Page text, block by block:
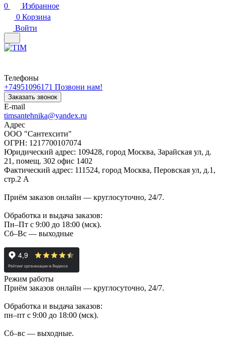
0
Избранное
0 Корзина
Войти
Телефоны
+74951096171 Позвони нам!
Заказать звонок
E-mail
timsantehnika@yandex.ru
Адрес
ООО "Сантехсити"
ОГРН: 1217700107074
Юридический адрес: 109428, город Москва, Зарайская ул, д.
21, помещ. 302 офис 1402
Фактический адрес: 111524, город Москва, Перовская ул, д.1,
стр.2 А
Приём заказов онлайн — круглосуточно, 24/7.
Обработка и выдача заказов:
Пн–Пт с 9:00 до 18:00 (мск).
Сб–Вс — выходные
Режим работы
Приём заказов онлайн — круглосуточно, 24/7.
Обработка и выдача заказов:
пн–пт с 9:00 до 18:00 (мск).
Сб–вс — выходные.